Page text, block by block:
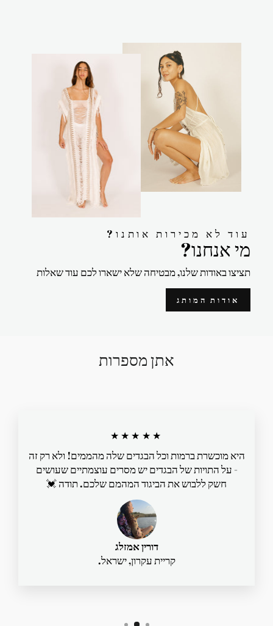
?עוד לא מכירות אותנו
?מי אנחנו
תציצו באודות שלנו, מבטיחה שלא ישארו לכם עוד שאלות
אודות המותג
אתן מספרות
★★★★★
היא מוכשרת ברמות וכל הבגדים שלה מהממים! ולא רק זה
- על התויות של הבגדים יש מסרים עוצמתיים שעושים
חשק ללבוש את הביגוד המהמם שלכם. תודה 💓
דורין אמזלג
קריית עקרון, ישראל.